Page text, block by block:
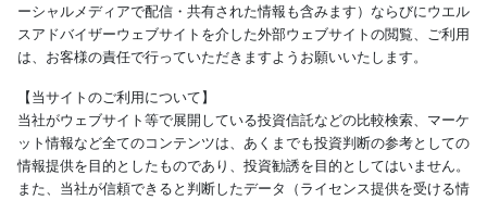
ーシャルメディアで配信・共有された情報も含みます）ならびにウエル
スアドバイザーウェブサイトを介した外部ウェブサイトの閲覧、ご利用
は、お客様の責任で行っていただきますようお願いいたします。
【当サイトのご利用について】
当社がウェブサイト等で展開している投資信託などの比較検索、マーケ
ット情報など全てのコンテンツは、あくまでも投資判断の参考としての
情報提供を目的としたものであり、投資勧誘を目的としてはいません。
また、当社が信頼できると判断したデータ（ライセンス提供を受ける情